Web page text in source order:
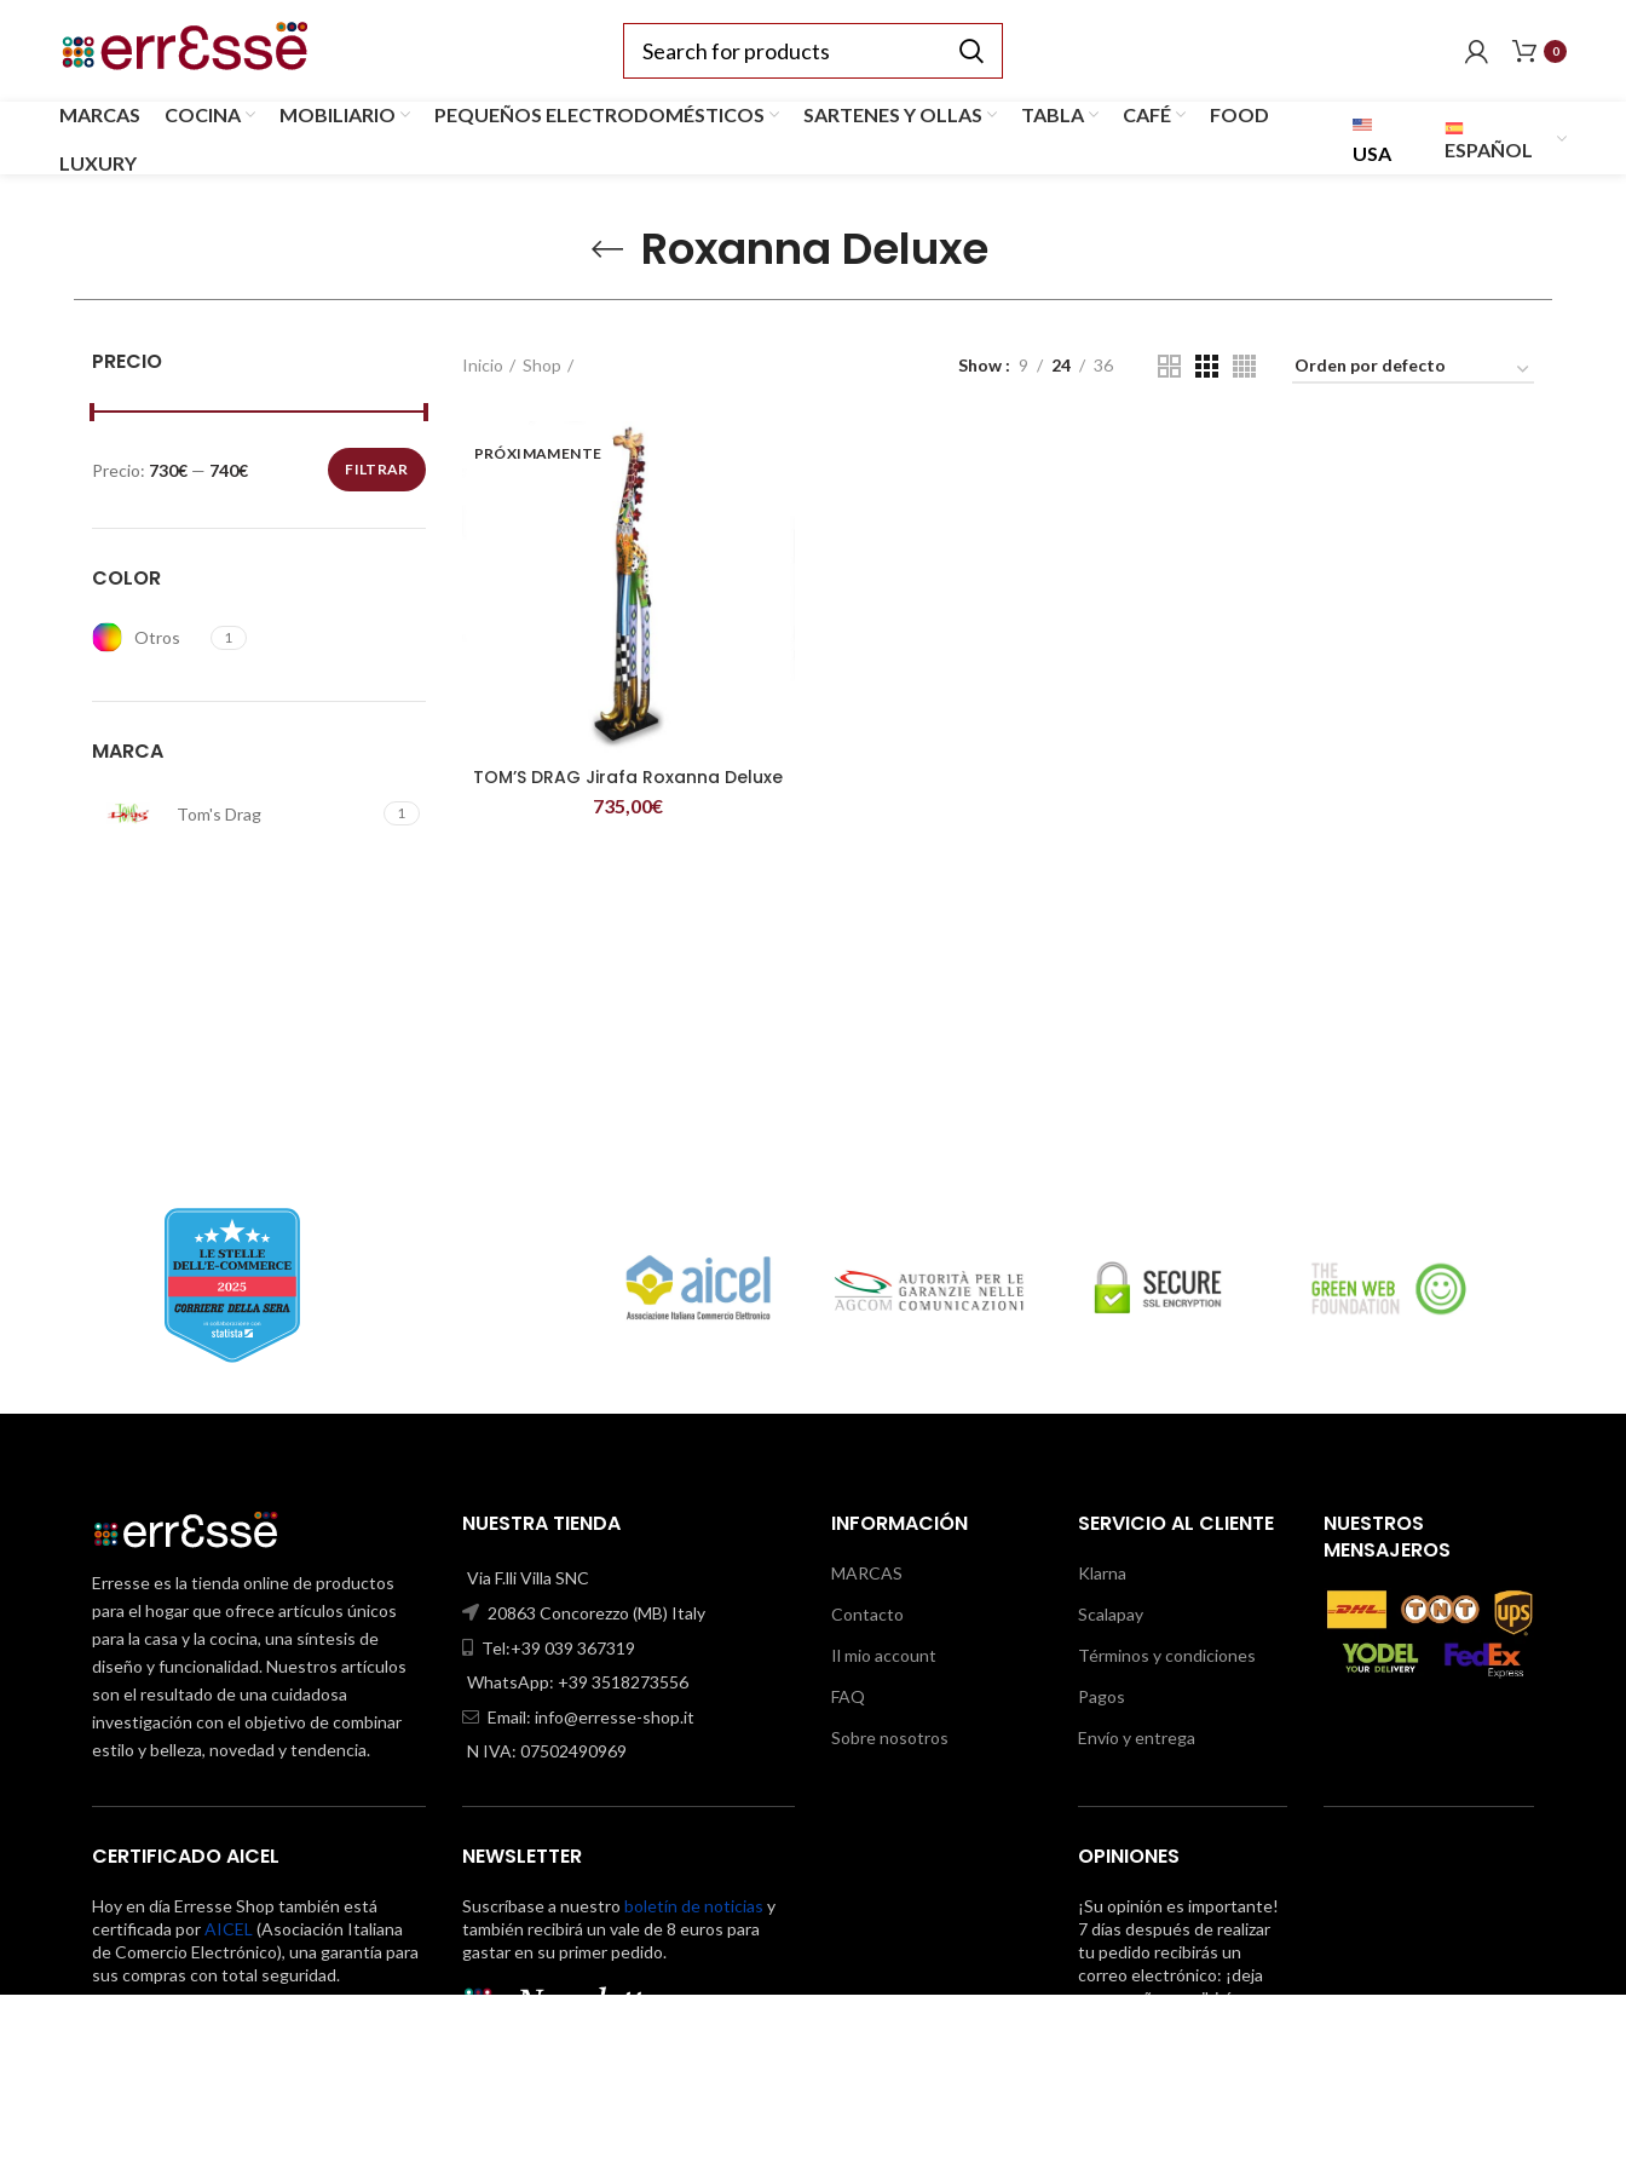
0
MARCAS COCINA MOBILIARIO PEQUEÑOS ELECTRODOMÉSTICOS SARTENES Y OLLAS TABLA CAFÉ FOOD
LUXURY USA ESPAÑOL
Roxanna Deluxe
PRECIO
FILTRAR
Precio: 730€ — 740€
COLOR
Otros 1
MARCA
Tom's Drag 1
Inicio Shop Show 9 24 36
PRÓXIMAMENTE
LEER MÁS
TOM’S DRAG Jirafa Roxanna Deluxe
735,00€
Erresse es la tienda online de productos
para el hogar que ofrece artículos únicos
para la casa y la cocina, una síntesis de
diseño y funcionalidad. Nuestros artículos
son el resultado de una cuidadosa
investigación con el objetivo de combinar
estilo y belleza, novedad y tendencia.
CERTIFICADO AICEL
Hoy en día Erresse Shop también está
certificada porAICEL (Asociación Italiana
de Comercio Electrónico), una garantía para
sus compras con total seguridad.
NUESTRA TIENDA
Via F.lli Villa SNC
20863 Concorezzo (MB) Italy
Tel:+39 039 367319
WhatsApp: +39 3518273556
Email: info@erresse-shop.it
N IVA: 07502490969
NEWSLETTER
Suscríbase a nuestro boletín de noticias y
también recibirá un vale de 8 euros para
gastar en su primer pedido.
INFORMACIÓN
MARCAS
Contacto
Il mio account
FAQ
Sobre nosotros
SERVICIO AL CLIENTE
Klarna
Scalapay
Términos y condiciones
Pagos
Envío y entrega
OPINIONES
¡Su opinión es importante!
7 días después de realizar
tu pedido recibirás un
correo electrónico: ¡deja
una reseña y recibirás un
NUESTROS
MENSAJEROS